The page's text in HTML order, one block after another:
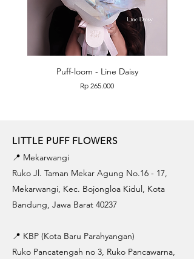
Puff-loom - Line Daisy
Price
Rp 265.000
LITTLE PUFF FLOWERS
📍 Mekarwangi
Ruko Jl. Taman Mekar Agung No.16 - 17,
Mekarwangi, Kec. Bojongloa Kidul, Kota
Bandung, Jawa Barat 40237
📍 KBP (Kota Baru Parahyangan)
Ruko Pancatengah no 3, Ruko Pancawarna,